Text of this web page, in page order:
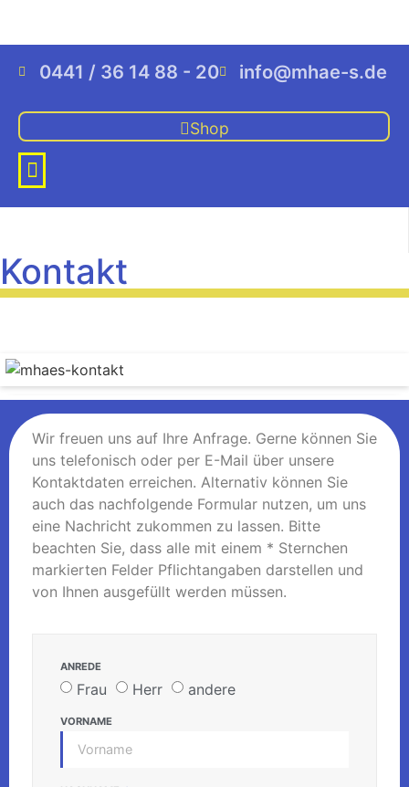
0441 / 36 14 88 - 20 info@mhae-s.de
Shop
Kontakt
Anfahrt
Wir freuen uns auf Ihre Anfrage. Gerne können Sie
uns telefonisch oder per E-Mail über unsere
Kontaktdaten erreichen. Alternativ können Sie
auch das nachfolgende Formular nutzen, um uns
eine Nachricht zukommen zu lassen. Bitte
beachten Sie, dass alle mit einem * Sternchen
markierten Felder Pflichtangaben darstellen und
von Ihnen ausgefüllt werden müssen.
ANREDE
Frau Herr andere
VORNAME